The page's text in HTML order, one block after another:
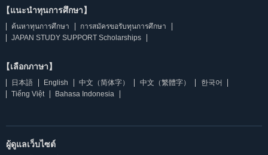
【แนะนำทุนการศึกษา】
ค้นหาทุนการศึกษา
การสมัครขอรับทุนการศึกษา
JAPAN STUDY SUPPORT Scholarships
【เลือกภาษา】
日本語 English 中文（简体字） 中文（繁體字）
한국어
Tiếng Việt
Bahasa Indonesia
ผู้ดูแลเว็บไซต์